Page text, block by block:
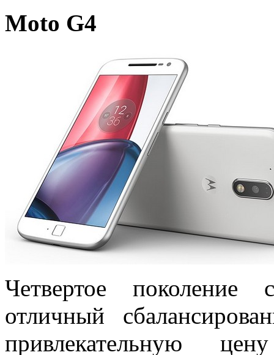
Moto G4
Четвертое
отличный
привлекательную